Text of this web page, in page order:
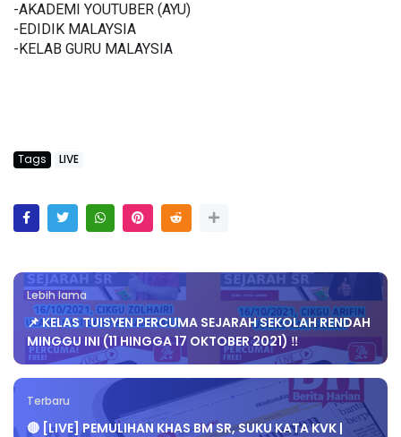
-AKADEMI YOUTUBER (AYU)
-EDIDIK MALAYSIA
-KELAB GURU MALAYSIA
Tags LIVE
Lebih lama
📌 KELAS TUISYEN PERCUMA SEJARAH SEKOLAH RENDAH
MINGGU INI (11 HINGGA 17 OKTOBER 2021) ‼️
Terbaru
🔴 [LIVE] PEMULIHAN KHAS BM SR, SUKU KATA KVK |